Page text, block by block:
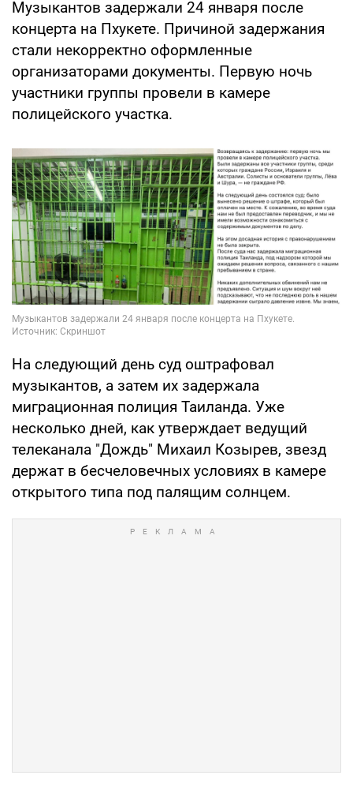
Музыкантов задержали 24 января после
концерта на Пхукете. Причиной задержания
стали некорректно оформленные
организаторами документы. Первую ночь
участники группы провели в камере
полицейского участка.
На следующий день суд оштрафовал
музыкантов, а затем их задержала
миграционная полиция Таиланда. Уже
несколько дней, как утверждает ведущий
телеканала "Дождь" Михаил Козырев, звезд
держат в бесчеловечных условиях в камере
открытого типа под палящим солнцем.